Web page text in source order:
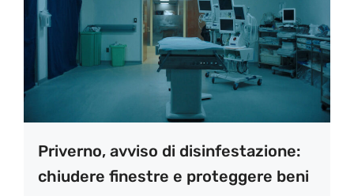
Priverno, avviso di disinfestazione:
chiudere finestre e proteggere beni